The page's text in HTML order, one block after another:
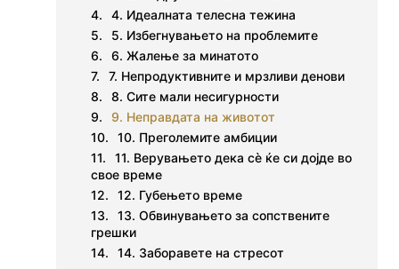
4. Идеалната телесна тежина
5. Избегнувањето на проблемите
6. Жалење за минатото
7. Непродуктивните и мрзливи денови
8. Сите мали несигурности
9. Неправдата на животот
10. Преголемите амбиции
11. Верувањето дека сѐ ќе си дојде во
свое време
12. Губењето време
13. Обвинувањето за сопствените
грешки
14. Заборавете на стресот